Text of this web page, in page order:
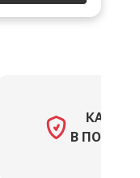
КАСКО
В